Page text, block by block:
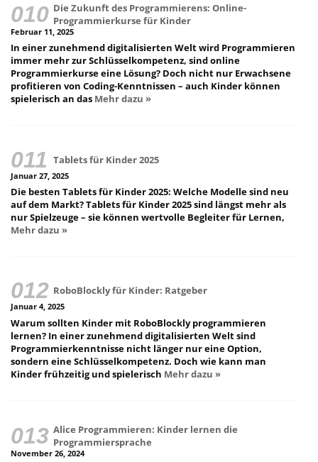
Die Zukunft des Programmierens: Online-
Programmierkurse für Kinder
Februar 11, 2025
In einer zunehmend digitalisierten Welt wird Programmieren
immer mehr zur Schlüsselkompetenz, sind online
Programmierkurse eine Lösung? Doch nicht nur Erwachsene
profitieren von Coding-Kenntnissen – auch Kinder können
spielerisch an das Mehr dazu »
Tablets für Kinder 2025
Januar 27, 2025
Die besten Tablets für Kinder 2025: Welche Modelle sind neu
auf dem Markt? Tablets für Kinder 2025 sind längst mehr als
nur Spielzeuge – sie können wertvolle Begleiter für Lernen,
Mehr dazu »
RoboBlockly für Kinder: Ratgeber
Januar 4, 2025
Warum sollten Kinder mit RoboBlockly programmieren
lernen? In einer zunehmend digitalisierten Welt sind
Programmierkenntnisse nicht länger nur eine Option,
sondern eine Schlüsselkompetenz. Doch wie kann man
Kinder frühzeitig und spielerisch Mehr dazu »
Alice Programmieren: Kinder lernen die
Programmiersprache
November 26, 2024